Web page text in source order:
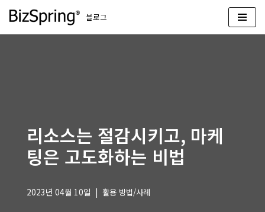
콘
블로그
리소스는 절감시키고, 마케
팅은 고도화하는 비법
2023년 04월 10일 활용 방법/사례